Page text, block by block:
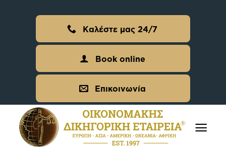
Καλέστε μας 24/7
Book online
Επικοινωνία